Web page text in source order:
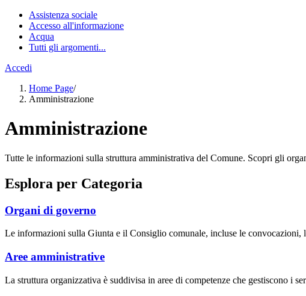
Assistenza sociale
Accesso all'informazione
Acqua
Tutti gli argomenti...
Accedi
Home Page/
Amministrazione
Amministrazione
Tutte le informazioni sulla struttura amministrativa del Comune. Scopri gli
Esplora per Categoria
Organi di governo
Le informazioni sulla Giunta e il Consiglio comunale, incluse le convocazioni,
Aree amministrative
La struttura organizzativa è suddivisa in aree di competenze che gestiscono i